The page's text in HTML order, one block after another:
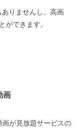
りませんし、高画
ができます。
画
が見放題サービスの